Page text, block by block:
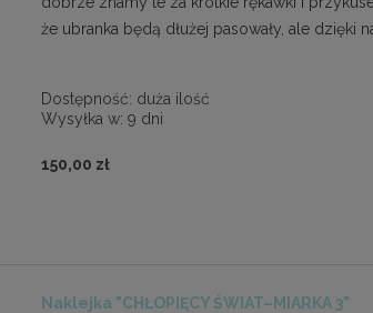
że ubranka będą dłużej pasowały, ale dzięki
Dostępność: duża ilość
Wysyłka w: 9 dni
150,00 zł
Naklejka "CHŁOPIĘCY ŚWIAT–MIARKA 3"